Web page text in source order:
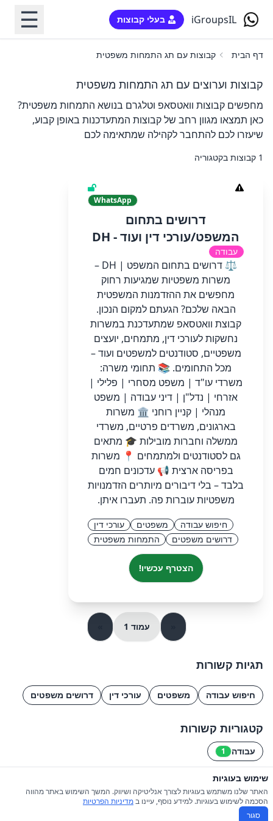
iGroupsIL בעלי קבוצות ☰
דף הבית קבוצות עם תג התמחות משפטית
קבוצות וערוצים עם תג התמחות משפטית
מחפשים קבוצות וואטסאפ וטלגרם בנושא התמחות משפטית?
כאן תמצאו מגוון רחב של קבוצות המתעדכנות באופן קבוע,
שיעזרו לכם להתחבר לקהילה שמתאימה לכם
1 קבוצות בקטגוריה
WhatsApp
דרושים בתחום
המשפט/עורכי דין ועוד - DH
עבודה
⚖️ דרושים בתחום המשפט | DH –
משרות משפטיות שמגיעות רחוק
מחפשים את ההזדמנות המשפטית
הבאה שלכם? הגעתם למקום הנכון.
קבוצת וואטסאפ שמתעדכנת במשרות
נחשקות לעורכי דין, מתמחים, יועצים
משפטיים, סטודנטים למשפטים ועוד –
מכל התחומים. 📚 תחומי משרה:
משרדי עו"ד | משפט מסחרי | פלילי |
אזרחי | נדל"ן | דיני עבודה | משפט
מנהלי | קניין רוחני 🏛️ משרות
בארגונים, משרדים פרטיים, משרדי
ממשלה וחברות מובילות 🎓 מתאים
גם לסטודנטים ולמתמחים 📍 משרות
בפריסה ארצית 📢 עדכונים חמים
בלבד – בלי דיבורים מיותרים הזדמנויות
משפטיות עוברות פה. תעברו איתן.
חיפוש עבודה משפטים
עורכי דין
דרושים משפטים
התמחות משפטית
הצטרף עכשיו!
עמוד 1
תגיות קשורות
חיפוש עבודה משפטים עורכי דין דרושים משפטים
קטגוריות קשורות
עבודה 1
© 2026 כל הזכויות שמורות ל-iGroupsIL
שימוש בעוגיות
האתר שלנו משתמש בעוגיות לצורך אנליטיקה ושיווק. המשך השימוש באתר מהווה
הסכמה לשימוש בעוגיות. למידע נוסף, עיינו במדיניות הפרטיות
סגור